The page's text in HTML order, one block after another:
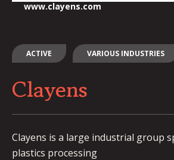
www.clayens.com
ACTIVE VARIOUS INDUSTRIES
Clayens
Clayens is a large industrial group
plastics processing